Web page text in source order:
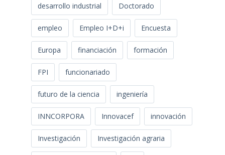
desarrollo industrial Doctorado
empleo Empleo I+D+i Encuesta
Europa financiación formación
FPI funcionariado
futuro de la ciencia ingeniería
INNCORPORA Innovacef innovación
Investigación Investigación agraria